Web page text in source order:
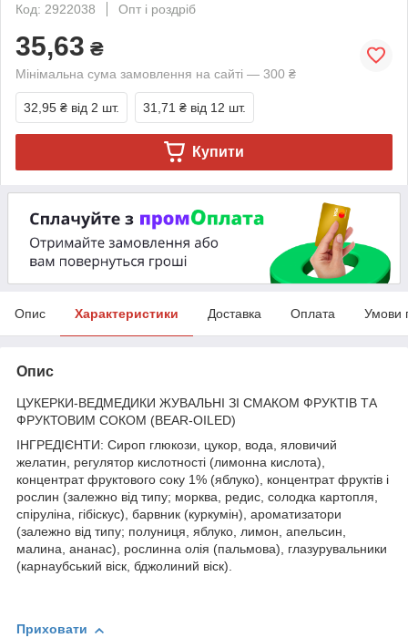
Код: 2922038
Опт і роздріб
35,63 ₴
Мінімальна сума замовлення на сайті — 300 ₴
32,95 ₴ від 2 шт. 31,71 ₴ від 12 шт.
Купити
Опис Характеристики Доставка Оплата Умови
Опис
ЦУКЕРКИ-ВЕДМЕДИКИ ЖУВАЛЬНІ ЗІ СМАКОМ ФРУКТІВ ТА
ФРУКТОВИМ СОКОМ (BEAR-OILED)
ІНГРЕДІЄНТИ: Сироп глюкози, цукор, вода, яловичий
желатин, регулятор кислотності (лимонна кислота),
концентрат фруктового соку 1% (яблуко), концентрат фруктів і
рослин (залежно від типу; морква, редис, солодка картопля,
спіруліна, гібіскус), барвник (куркумін), ароматизатори
(залежно від типу; полуниця, яблуко, лимон, апельсин,
малина, ананас), рослинна олія (пальмова), глазурувальники
(карнаубський віск, бджолиний віск).
Приховати